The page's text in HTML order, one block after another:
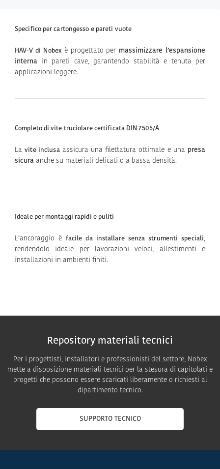
Specifico per cartongesso e pareti vuote
HAV-V di Nobex è progettato per massimizzare l’espansione
interna in pareti cave, garantendo stabilità e tenuta per
applicazioni leggere.
Completo di vite truciolare certificata DIN 7505/A
Lavite inclusaassicura una filettatura ottimale e una presa
sicura anche su materiali delicati o a bassa densità.
Ideale per montaggi rapidi e puliti
L’ancoraggio è facile da installare senza strumenti speciali,
rendendolo ideale per lavorazioni veloci, allestimenti e
installazioni in ambienti finiti.
Repository materiali tecnici
Per i progettisti, installatori e professionisti del settore, Nobex
mette a disposizione materiali tecnici per la stesura di capitolati e
progetti che possono essere scaricati liberamente o richiesti al
dipartimento tecnico.
SUPPORTO TECNICO